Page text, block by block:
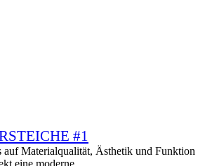
#1
auf Materialqualität, Ästhetik und Funktion